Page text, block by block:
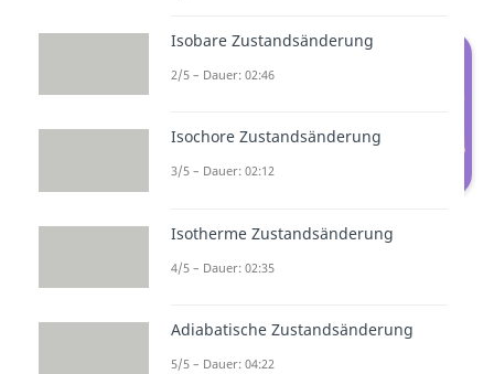
Reaktion
Holz, hat am Anfang wieder ein
Isobare Zustandsänderung
2/5 – Dauer: 02:46
Isochore Zustandsänderung
3/5 – Dauer: 02:12
Isotherme Zustandsänderung
4/5 – Dauer: 02:35
Adiabatische Zustandsänderung
5/5 – Dauer: 04:22